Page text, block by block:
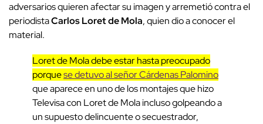
adversarios quieren afectar su imagen y arremetió contra el
periodistaCarlos Loret de Mola, quien dio a conocer el
material.
Loret de Mola debe estar hasta preocupado
porquese detuvo al señor Cárdenas Palomino
que aparece en uno de los montajes que hizo
Televisa con Loret de Mola incluso golpeando a
un supuesto delincuente o secuestrador,